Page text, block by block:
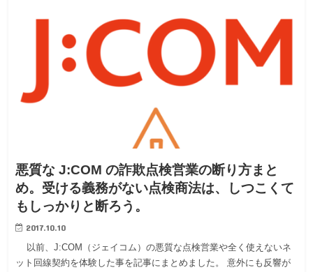
悪質な J:COM の詐欺点検営業の断り方まと
め。受ける義務がない点検商法は、しつこくて
もしっかりと断ろう。
2017.10.10
以前、J:COM（ジェイコム）の悪質な点検営業や全く使えないネ
ット回線契約を体験した事を記事にまとめました。 意外にも反響が